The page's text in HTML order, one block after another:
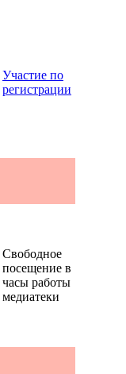
Участие по
регистрации
Свободное
посещение в
часы работы
медиатеки